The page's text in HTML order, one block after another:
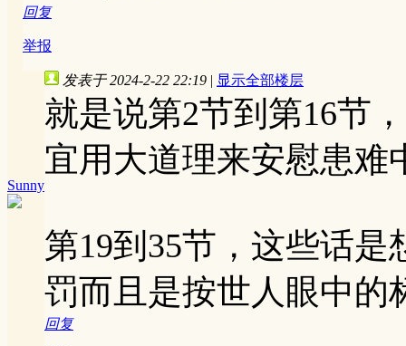
回复
举报
Sunny
发表于 2024-2-22 22:19 | 显示全部楼层
就是说第2节到第16节
宜用大道理来安慰患难
第19到35节，这些话
罚而且是按世人眼中的
回复